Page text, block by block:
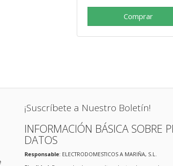
Comprar
¡Suscríbete a Nuestro Boletín!
INFORMACIÓN BÁSICA SOBRE
DATOS
Responsable: ELECTRODOMESTICOS A MARIÑA, S.L.